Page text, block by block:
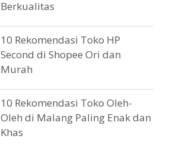
Berkualitas
10 Rekomendasi Toko HP
Second di Shopee Ori dan
Murah
10 Rekomendasi Toko Oleh-
Oleh di Malang Paling Enak dan
Khas